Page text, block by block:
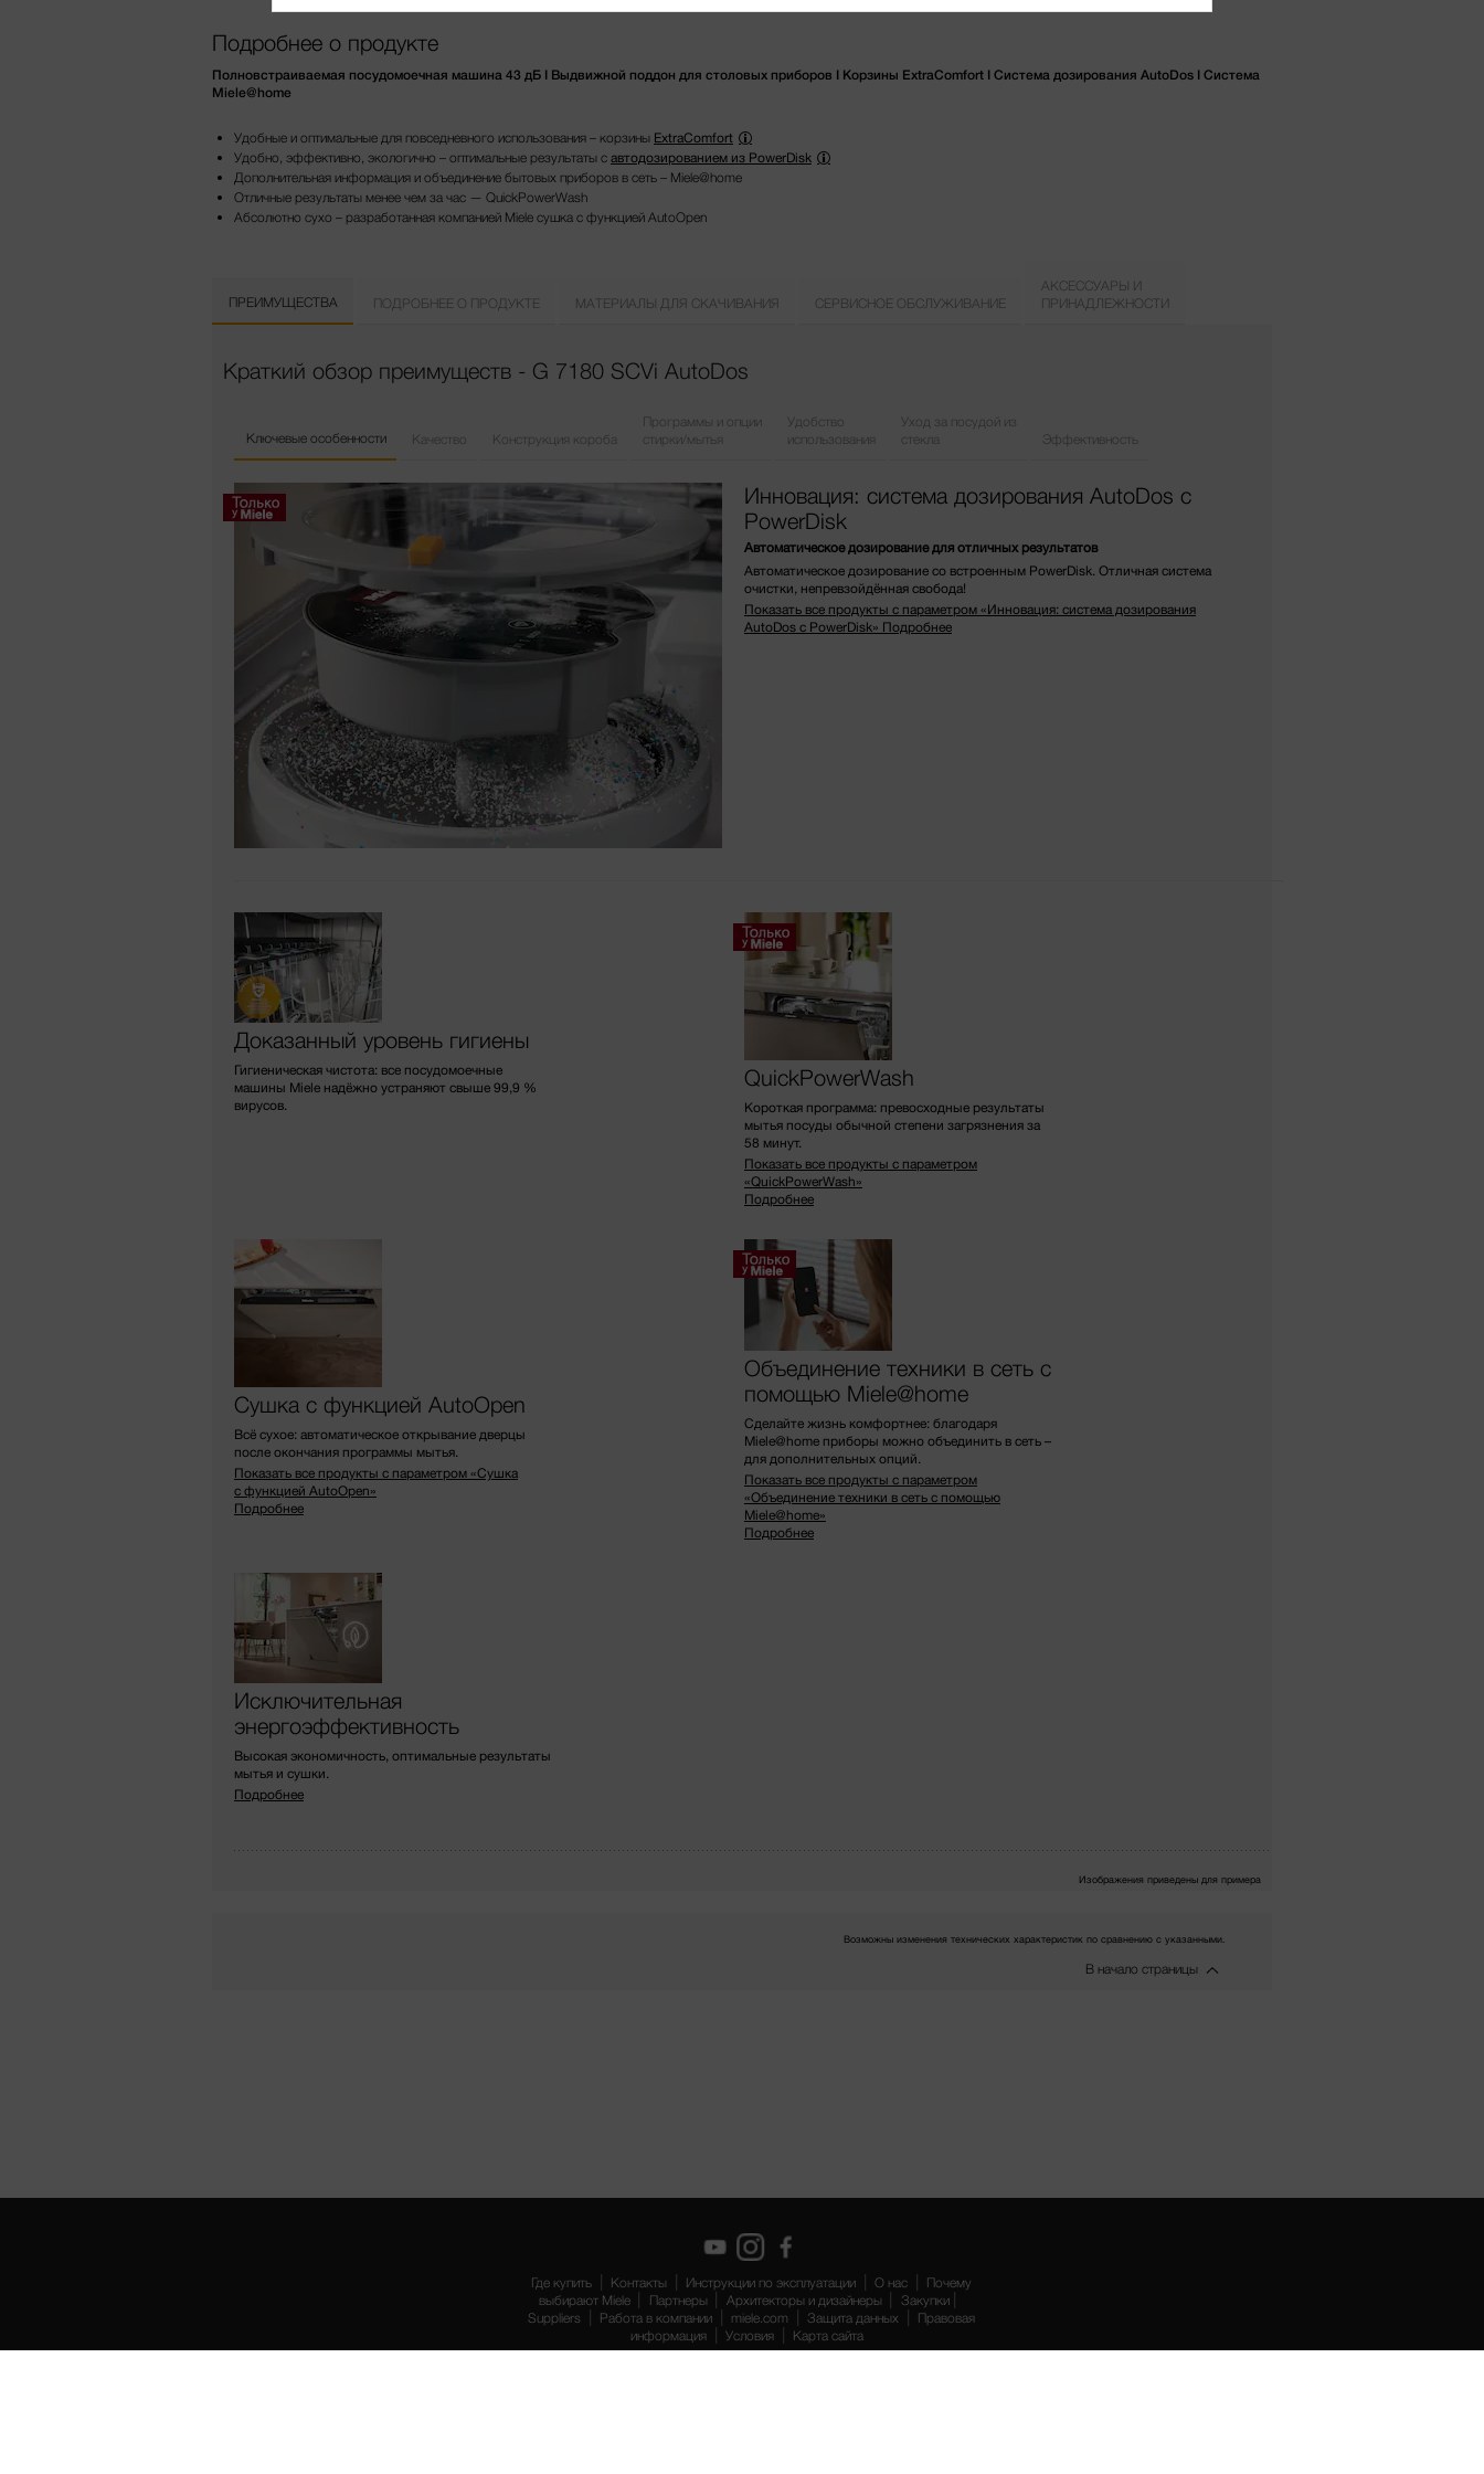
Подробнее о продукте
Полновстраиваемая посудомоечная машина 43 дБ I Выдвижной поддон для столовых приборов I Корзины ExtraComfort I Система дозирования AutoDos I Система
Miele@home
Удобные и оптимальные для повседневного использования – корзины ExtraComfort
Удобно, эффективно, экологично – оптимальные результаты с автодозированием из PowerDisk
Дополнительная информация и объединение бытовых приборов в сеть – Miele@home
Отличные результаты менее чем за час — QuickPowerWash
Абсолютно сухо – разработанная компанией Miele сушка с функцией AutoOpen
ПРЕИМУЩЕСТВА ПОДРОБНЕЕ О ПРОДУКТЕ МАТЕРИАЛЫ ДЛЯ СКАЧИВАНИЯ СЕРВИСНОЕ ОБСЛУЖИВАНИЕ
АКСЕССУАРЫ И
ПРИНАДЛЕЖНОСТИ
Краткий обзор преимуществ - G 7180 SCVi AutoDos
Ключевые особенности Качество Конструкция короба
Программы и опции
стирки/мытья
Удобство
использования
Уход за посудой из
стекла
Эффективность
Инновация: система дозирования AutoDos с
PowerDisk
Автоматическое дозирование для отличных результатов
Автоматическое дозирование со встроенным PowerDisk. Отличная система
очистки, непревзойдённая свобода!
Показать все продукты с параметром «Инновация: система дозирования
AutoDos с PowerDisk» Подробнее
Доказанный уровень гигиены
Гигиеническая чистота: все посудомоечные
машины Miele надёжно устраняют свыше 99,9 %
вирусов.
QuickPowerWash
Короткая программа: превосходные результаты
мытья посуды обычной степени загрязнения за
58 минут.
Показать все продукты с параметром
«QuickPowerWash»
Подробнее
Сушка с функцией AutoOpen
Всё сухое: автоматическое открывание дверцы
после окончания программы мытья.
Показать все продукты с параметром «Сушка
с функцией AutoOpen»
Подробнее
Объединение техники в сеть с
помощью Miele@home
Сделайте жизнь комфортнее: благодаря
Miele@home приборы можно объединить в сеть –
для дополнительных опций.
Показать все продукты с параметром
«Объединение техники в сеть с помощью
Miele@home»
Подробнее
Исключительная
энергоэффективность
Высокая экономичность, оптимальные результаты
мытья и сушки.
Подробнее
Изображения приведены для примера
Возможны изменения технических характеристик по сравнению с указанными.
В начало страницы
Где купить Контакты Инструкции по эксплуатации О нас
Почему
выбирают Miele
Партнеры Архитекторы и дизайнеры
Закупки
Suppliers
Работа в компании miele.com Защита данных
Правовая
информация
Условия Карта сайта